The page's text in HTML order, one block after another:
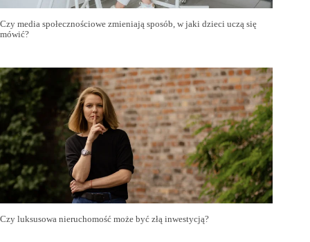
Czy media społecznościowe zmieniają sposób, w jaki dzieci uczą się
mówić?
Czy luksusowa nieruchomość może być złą inwestycją?